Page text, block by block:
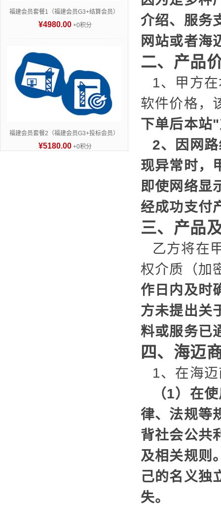
福建会员套餐1（福建会员G3+结算会员）
¥4980.00 +0积分
福建会员套餐2（福建会员G3+投标会员）
¥5180.00 +0积分
介绍、服务
网站或者海
二、产品
1、甲方
软件价格，
下单后本站
2、因网
现异常时，
即使网络显
经成功支付
三、产品
乙方将在
权介质（加
作日内及时
方未提出关
料或服务已
四、海迈
1、在海
（1）在
律、法规等
背社会公共
及相关规则
己的名义独
失。